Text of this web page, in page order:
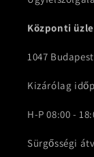
Központi
1047
Kizárólag
H-P 08:00 -
Sürgősségi